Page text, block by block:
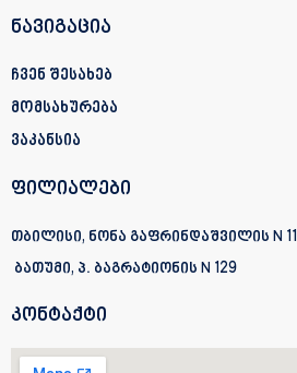
ნავიგაცია
ჩვენ შესახებ
მომსახურება
ვაკანსია
ფილიალები
თბილისი, ნონა გაფრინდაშვილის N 11
ბათუმი, პ. ბაგრატიონის N 129
კონტაქტი